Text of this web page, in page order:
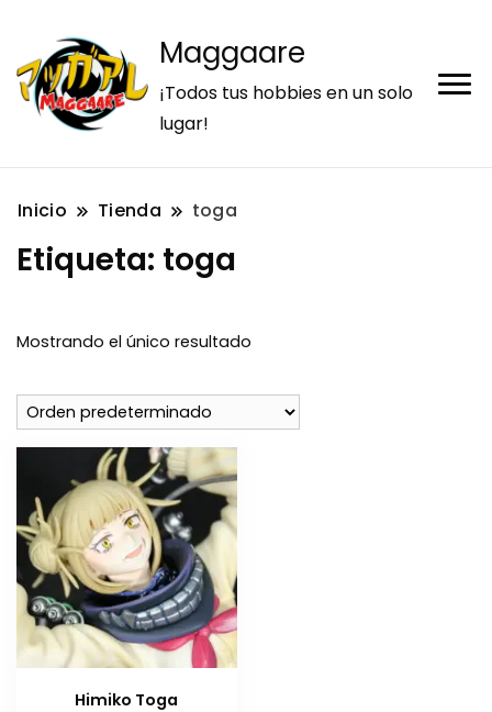
Maggaare
¡Todos tus hobbies en un solo
lugar!
Inicio Tienda toga
Etiqueta: toga
Mostrando el único resultado
Himiko Toga